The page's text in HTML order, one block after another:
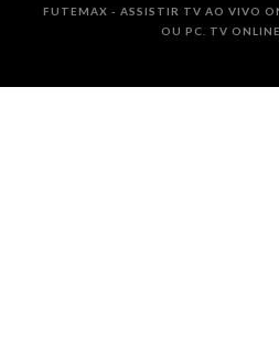
FUTEMAX - ASSISTIR TV AO VIVO
OU PC. TV